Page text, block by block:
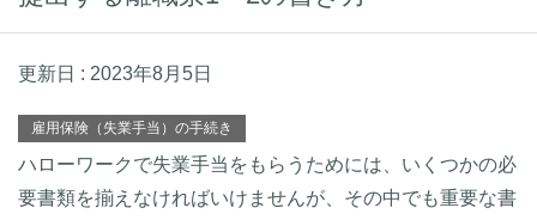
更新日 : 2023年8月5日
雇用保険（失業手当）の手続き
ハローワークで失業手当をもらうためには、いくつかの必
要書類を揃えなければいけませんが、その中でも重要な書